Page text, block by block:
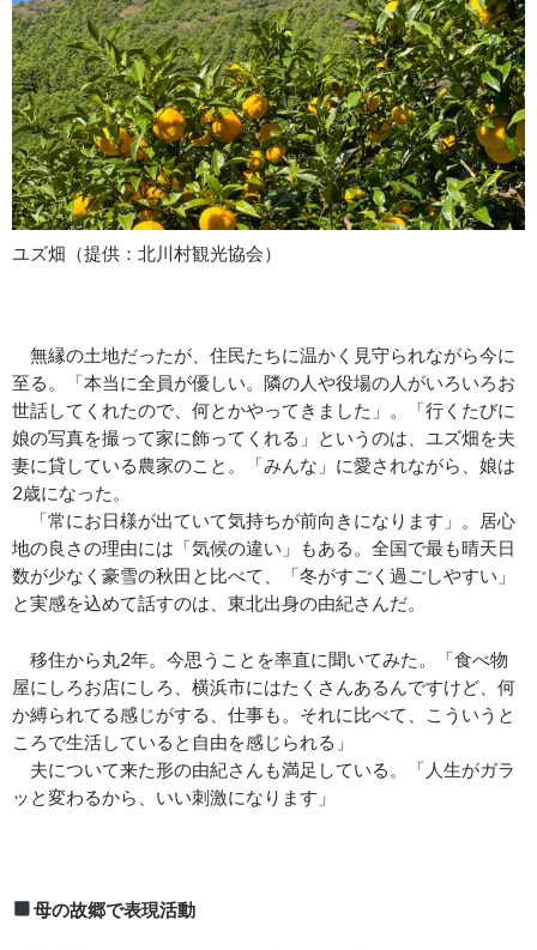
ユズ畑（提供：北川村観光協会）
無縁の土地だったが、住民たちに温かく見守られながら今に
至る。「本当に全員が優しい。隣の人や役場の人がいろいろお
世話してくれたので、何とかやってきました」。「行くたびに
娘の写真を撮って家に飾ってくれる」というのは、ユズ畑を夫
妻に貸している農家のこと。「みんな」に愛されながら、娘は
2歳になった。
「常にお日様が出ていて気持ちが前向きになります」。居心
地の良さの理由には「気候の違い」もある。全国で最も晴天日
数が少なく豪雪の秋田と比べて、「冬がすごく過ごしやすい」
と実感を込めて話すのは、東北出身の由紀さんだ。
移住から丸2年。今思うことを率直に聞いてみた。「食べ物
屋にしろお店にしろ、横浜市にはたくさんあるんですけど、何
か縛られてる感じがする、仕事も。それに比べて、こういうと
ころで生活していると自由を感じられる」
夫について来た形の由紀さんも満足している。「人生がガラ
ッと変わるから、いい刺激になります」
母の故郷で表現活動